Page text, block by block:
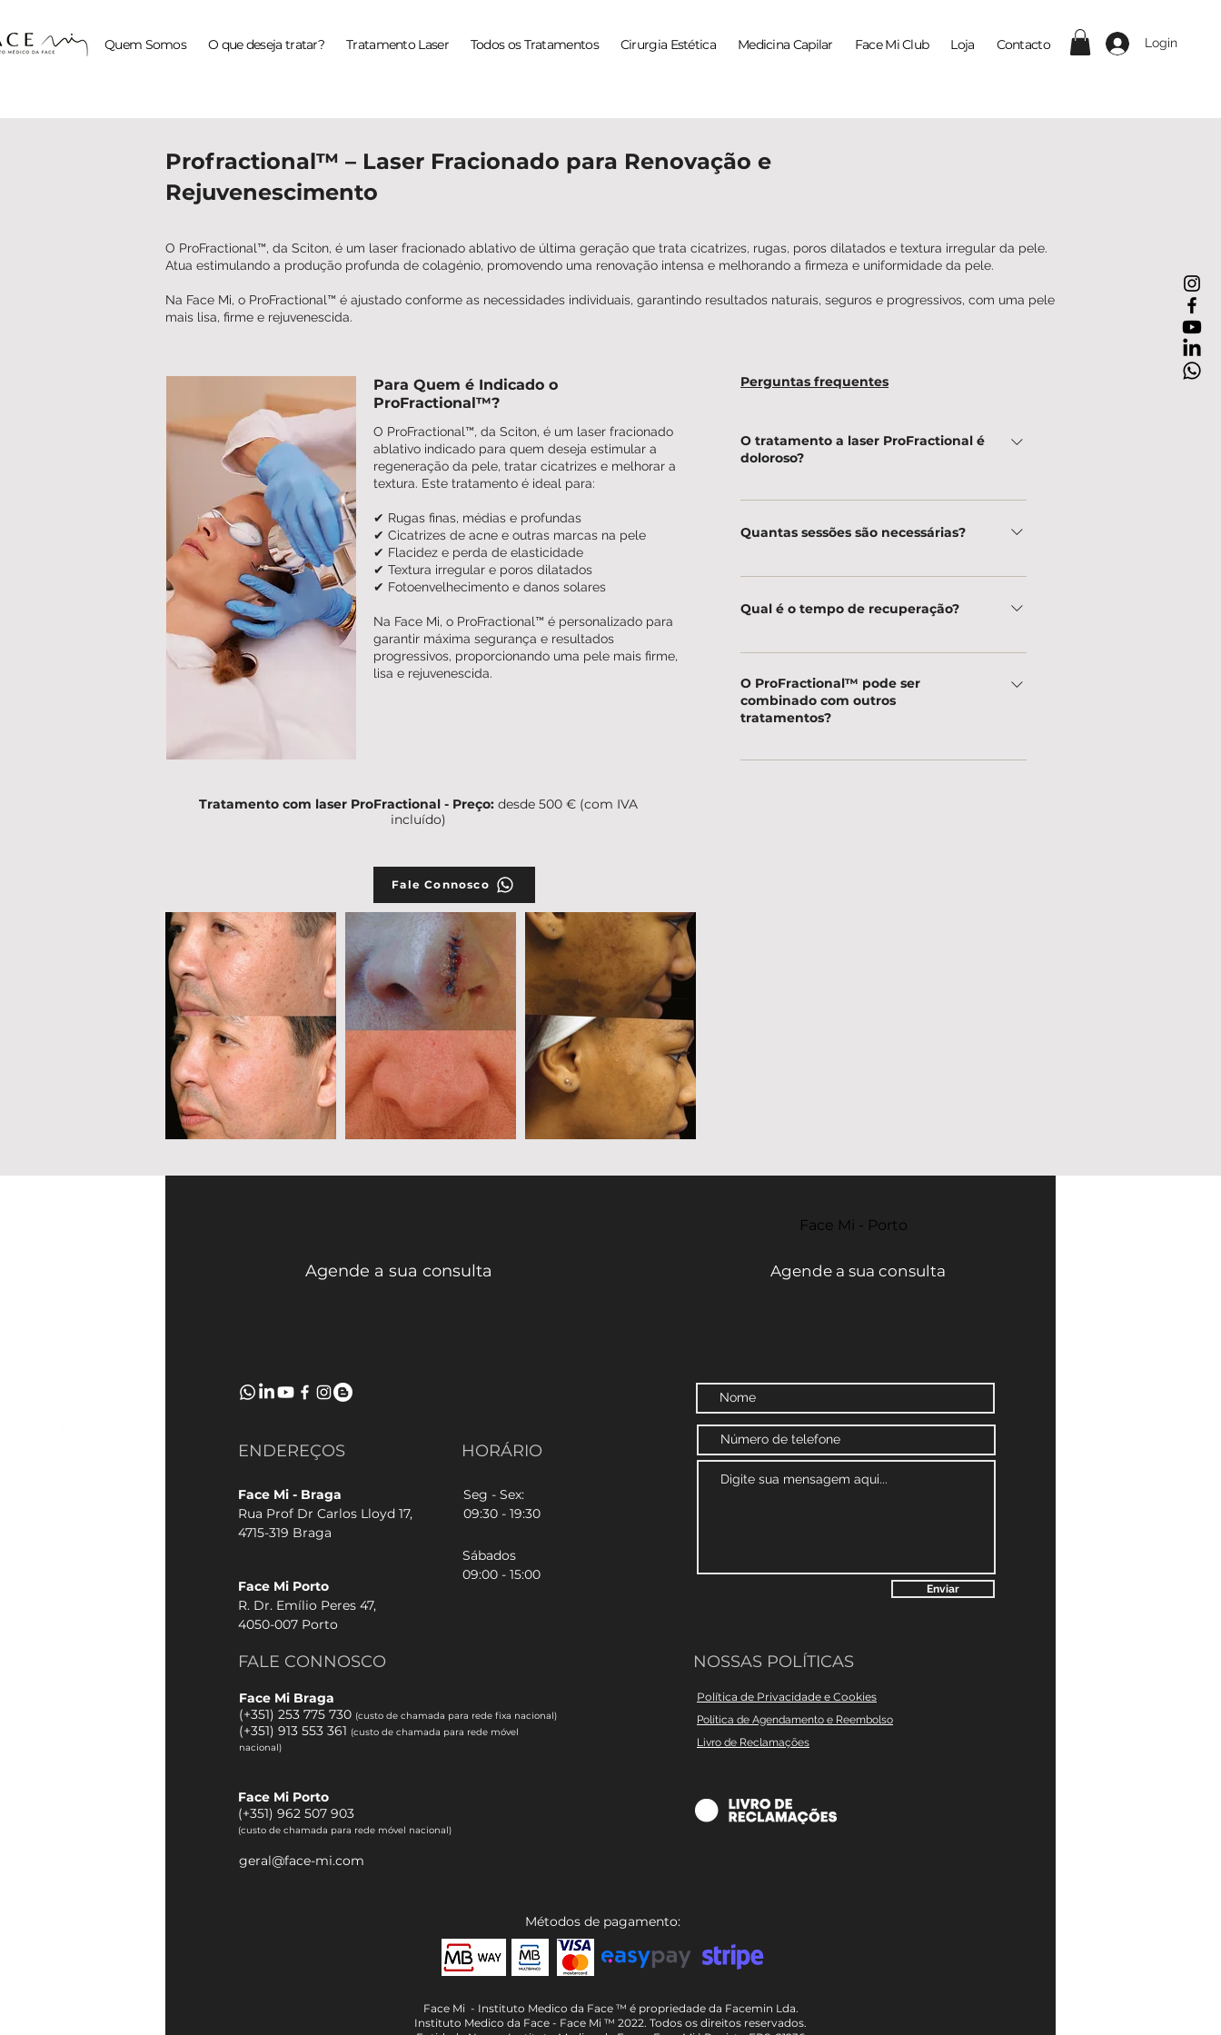
Quem Somos O que deseja tratar? Tratamento Laser Todos os Tratamentos Cirurgia Estética Medicina Capilar Face Mi Club Loja Contacto Login
Profractional™ – Laser Fracionado para Renovação e
Rejuvenescimento
O ProFractional™, da Sciton, é um laser fracionado ablativo de última geração que trata cicatrizes, rugas, poros dilatados e textura irregular da pele.
Atua estimulando a produção profunda de colagénio, promovendo uma renovação intensa e melhorando a firmeza e uniformidade da pele.
Na Face Mi, o ProFractional™ é ajustado conforme as necessidades individuais, garantindo resultados naturais, seguros e progressivos, com uma pele
mais lisa, firme e rejuvenescida.
Para Quem é Indicado o
ProFractional™?
O ProFractional™, da Sciton, é um laser fracionado
ablativo indicado para quem deseja estimular a
regeneração da pele, tratar cicatrizes e melhorar a
textura. Este tratamento é ideal para:
✔ Rugas finas, médias e profundas
✔ Cicatrizes de acne e outras marcas na pele
✔ Flacidez e perda de elasticidade
✔ Textura irregular e poros dilatados
✔ Fotoenvelhecimento e danos solares
Na Face Mi, o ProFractional™ é personalizado para
garantir máxima segurança e resultados
progressivos, proporcionando uma pele mais firme,
lisa e rejuvenescida.
Tratamento com laser ProFractional - Preço: desde 500 € (com IVA
incluído)
Perguntas frequentes
O tratamento a laser ProFractional é
doloroso?
Pode haver um leve desconforto, mas utilizamos
procedimento.
Quantas sessões são necessárias?
Os resultados começam a ser visíveis logo após a
a necessidade da pele.
Qual é o tempo de recuperação?
A recuperação varia entre 2 a 5 dias, dependendo da
descamação.
O ProFractional™ pode ser
combinado com outros
tratamentos?
Sim! Pode ser associado a BBL® Hero™ e Halo™
Fale Connosco
Agende a sua consulta
ENDEREÇOS HORÁRIO
Face Mi - Braga
Rua Prof Dr Carlos Lloyd 17,
4715-319 Braga
Seg - Sex:
09:30 - 19:30
Sábados
09:00 - 15:00
Face Mi Porto
R. Dr. Emílio Peres 47,
4050-007 Porto
FALE CONNOSCO
Face Mi Braga
(+351) 253 775 730 (custo de chamada para rede fixa nacional)
(+351) 913 553 361 (custo de chamada para rede móvel
nacional)
Face Mi Porto
(+351) 962 507 903
(custo de chamada para rede móvel nacional)
Enviar
NOSSAS POLÍTICAS
Política de Privacidade e Cookies
Política de Agendamento e Reembolso
Livro de Reclamações
geral@face-mi.com
Métodos de pagamento:
Face Mi - Instituto Medico da Face ™ é propriedade da Facemin Lda.
Instituto Medico da Face - Face Mi ™ 2022. Todos os direitos reservados.
Face Mi - Porto
Agende a sua consulta